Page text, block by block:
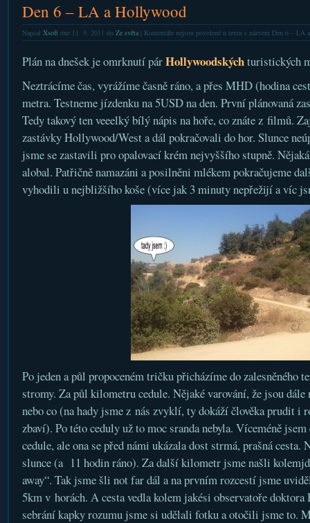
Den 6 – LA a Hollywood
Napsal Xsoftdne 11. 9. 2011 do Ze světa| Komentáře nejsou povolenéu textu s názvem Den 6 – LA
Plán na dnešek je omrknutí párHollywoodskýchturistických
Neztrácíme čas, vyrážíme časně ráno, a přes MHD (hodina
metra. Testneme jízdenku na 5USD na den. První plánovaná
Tedy takový ten veeelký bílý nápis na hoře, co znáte z filmů.
zastávky Hollywood/West a dál pokračovali do hor. Slunce
jsme se zastavili pro opalovací krém nejvyššího stupně.
alobal. Patřičně namazáni a posilněni mlékem pokračujeme
vyhodili u nejbližšího koše (více jak 3 minuty nepřežijí a víc
Po jeden a půl propoceném tričku přicházíme do zalesněného
stromy. Za půl kilometru cedule. Nějaké varování, že jsou dále
nebo co (na hady jsme z nás zvyklí, ty dokáží člověka prudit i
zbaví). Po této ceduly už to moc sranda nebyla. Víceméně jsem
cedule, ale ona se před námi ukázala dost strmá, prašná cesta.
slunce (a 11 hodin ráno). Za další kilometr jsme našli
away“. Tak jsme šli not far dál a na prvním rozcestí jsme
5km v horách. A cesta vedla kolem jakési observatoře doktora
sebrání kapky rozumu jsme si udělali fotku a otočili jsme to.